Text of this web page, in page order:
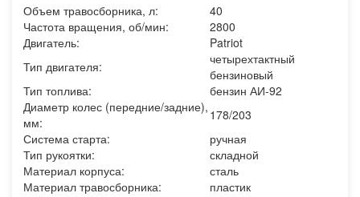
Объем травосборника, л:
40
Частота вращения, об/мин:
2800
Двигатель:
Patriot
Тип двигателя:
четырехтактный
бензиновый
Тип топлива:
бензин АИ-92
Диаметр колес (передние/задние),
мм:
178/203
Система старта:
ручная
Тип рукоятки:
складной
Материал корпуса:
сталь
Материал травосборника:
пластик